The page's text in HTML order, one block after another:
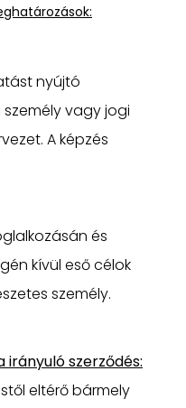
nyújtó
vagy jogi
A képzés
és
kívül eső célok
személy.
szerződés:
eltérő bármely